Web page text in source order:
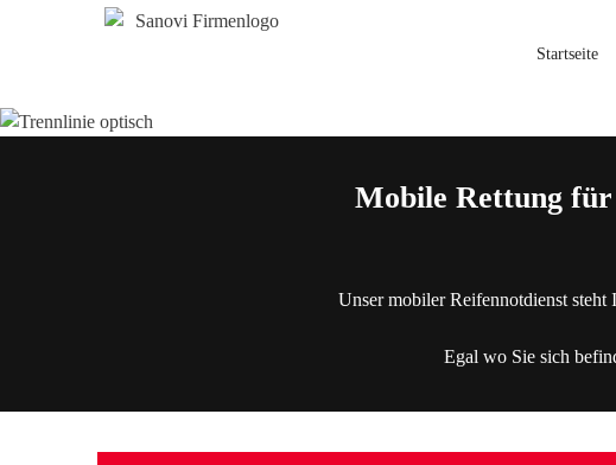
Startseite
Mobile Rettung
Unser mobiler Reifennotdienst
Egal wo Sie sich